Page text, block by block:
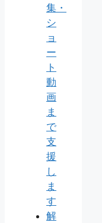
集・
シ
ョ
ー
ト
動
画
ま
で
支
援
し
ま
す
解